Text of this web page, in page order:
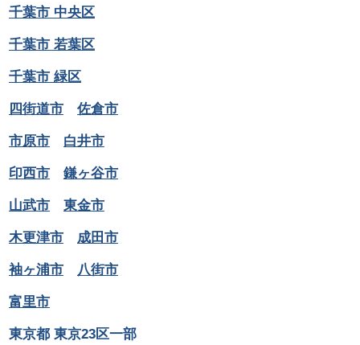
千葉市 中央区
千葉市 若葉区
千葉市 緑区
四街道市 佐倉市
市原市 白井市
印西市 鎌ヶ谷市
山武市 東金市
木更津市 成田市
袖ヶ浦市 八街市
富里市
東京都 東京23区一部